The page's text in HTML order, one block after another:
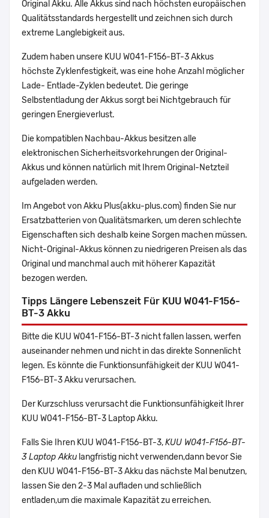
Original Akku. Alle Akkus sind nach höchsten europäischen
Qualitätsstandards hergestellt und zeichnen sich durch
extreme Langlebigkeit aus.
Zudem haben unsere KUU W041-F156-BT-3 Akkus
höchste Zyklenfestigkeit, was eine hohe Anzahl möglicher
Lade- Entlade-Zyklen bedeutet. Die geringe
Selbstentladung der Akkus sorgt bei Nichtgebrauch für
geringen Energieverlust.
Die kompatiblen Nachbau-Akkus besitzen alle
elektronischen Sicherheitsvorkehrungen der Original-
Akkus und können natürlich mit Ihrem Original-Netzteil
aufgeladen werden.
Im Angebot von Akku Plus(akku-plus.com) finden Sie nur
Ersatzbatterien von Qualitätsmarken, um deren schlechte
Eigenschaften sich deshalb keine Sorgen machen müssen.
Nicht-Original-Akkus können zu niedrigeren Preisen als das
Original und manchmal auch mit höherer Kapazität
bezogen werden.
Tipps Längere Lebenszeit Für KUU W041-F156-
BT-3 Akku
Bitte die KUU W041-F156-BT-3 nicht fallen lassen, werfen
auseinander nehmen und nicht in das direkte Sonnenlicht
legen. Es könnte die Funktionsunfähigkeit der KUU W041-
F156-BT-3 Akku verursachen.
Der Kurzschluss verursacht die Funktionsunfähigkeit Ihrer
KUU W041-F156-BT-3 Laptop Akku.
Falls Sie Ihren KUU W041-F156-BT-3,KUU W041-F156-BT-
3 Laptop Akku langfristig nicht verwenden,dann bevor Sie
den KUU W041-F156-BT-3 Akku das nächste Mal benutzen,
lassen Sie den 2-3 Mal aufladen und schließlich
entladen,um die maximale Kapazität zu erreichen.